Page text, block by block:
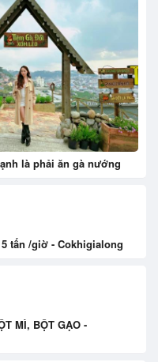
là phải ăn gà nướng
tấn /giờ - Cokhigialong
MÌ, BỘT GẠO -